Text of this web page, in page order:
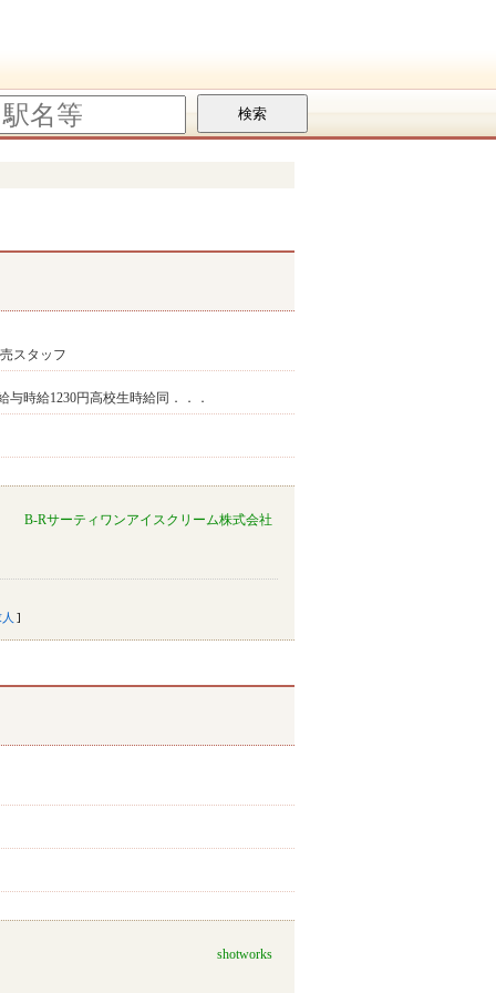
スタッフ
与時給1230円高校生時給同．．．
B-Rサーティワンアイスクリーム株式会社
shotworks